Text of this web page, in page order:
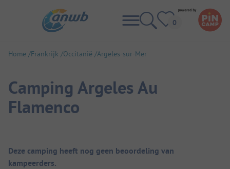
Home Frankrijk Occitanië Argeles-sur-Mer
Camping Argeles Au
Flamenco
Camping overzicht
Deze camping heeft nog geen beoordeling van
kampeerders.